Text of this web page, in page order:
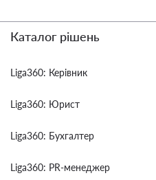
Каталог рішень
Liga360: Керівник
Liga360: Юрист
Liga360: Бухгалтер
Liga360: PR-менеджер